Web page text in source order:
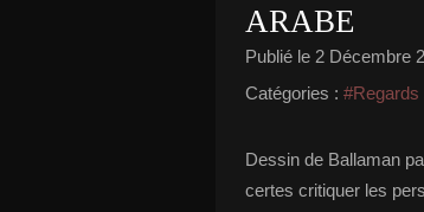
ARABE
Publié le 2 Décembre
Catégories : #Regards
Dessin de Ballaman
certes critiquer les